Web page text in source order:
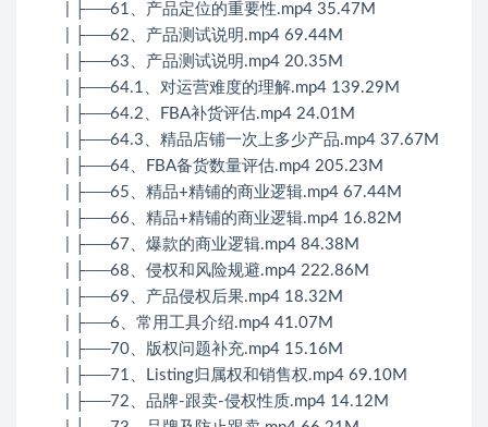
| ├──61、产品定位的重要性.mp4 35.47M
| ├──62、产品测试说明.mp4 69.44M
| ├──63、产品测试说明.mp4 20.35M
| ├──64.1、对运营难度的理解.mp4 139.29M
| ├──64.2、FBA补货评估.mp4 24.01M
| ├──64.3、精品店铺一次上多少产品.mp4 37.67M
| ├──64、FBA备货数量评估.mp4 205.23M
| ├──65、精品+精铺的商业逻辑.mp4 67.44M
| ├──66、精品+精铺的商业逻辑.mp4 16.82M
| ├──67、爆款的商业逻辑.mp4 84.38M
| ├──68、侵权和风险规避.mp4 222.86M
| ├──69、产品侵权后果.mp4 18.32M
| ├──6、常用工具介绍.mp4 41.07M
| ├──70、版权问题补充.mp4 15.16M
| ├──71、Listing归属权和销售权.mp4 69.10M
| ├──72、品牌-跟卖-侵权性质.mp4 14.12M